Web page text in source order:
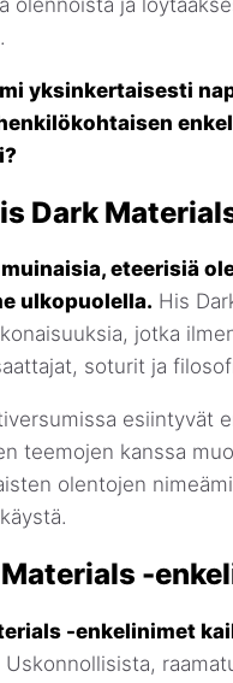
yksinkertaisesti
Dark
eteerisiä
ulkopuolella. His
jotka
soturit ja
esiintyvät
teemojen kanssa
olentojen
-
-enkelinimet
Uskonnollisista,